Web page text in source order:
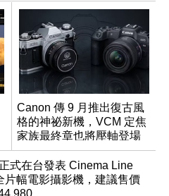
Canon 傳 9 月推出復古風
格的神祕新機，VCM 定焦
家族最終章也將壓軸登場
式在台發表 Cinema Line
片幅電影攝影機，建議售價